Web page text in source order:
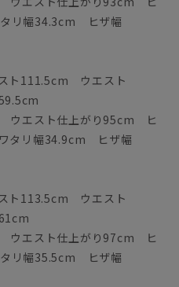
リ幅34.3cm ヒザ幅
ト111.5cm ウエスト
ウエスト仕上がり95cm ヒ
タリ幅34.9cm ヒザ幅
ト113.5cm ウエスト
ウエスト仕上がり97cm ヒ
リ幅35.5cm ヒザ幅